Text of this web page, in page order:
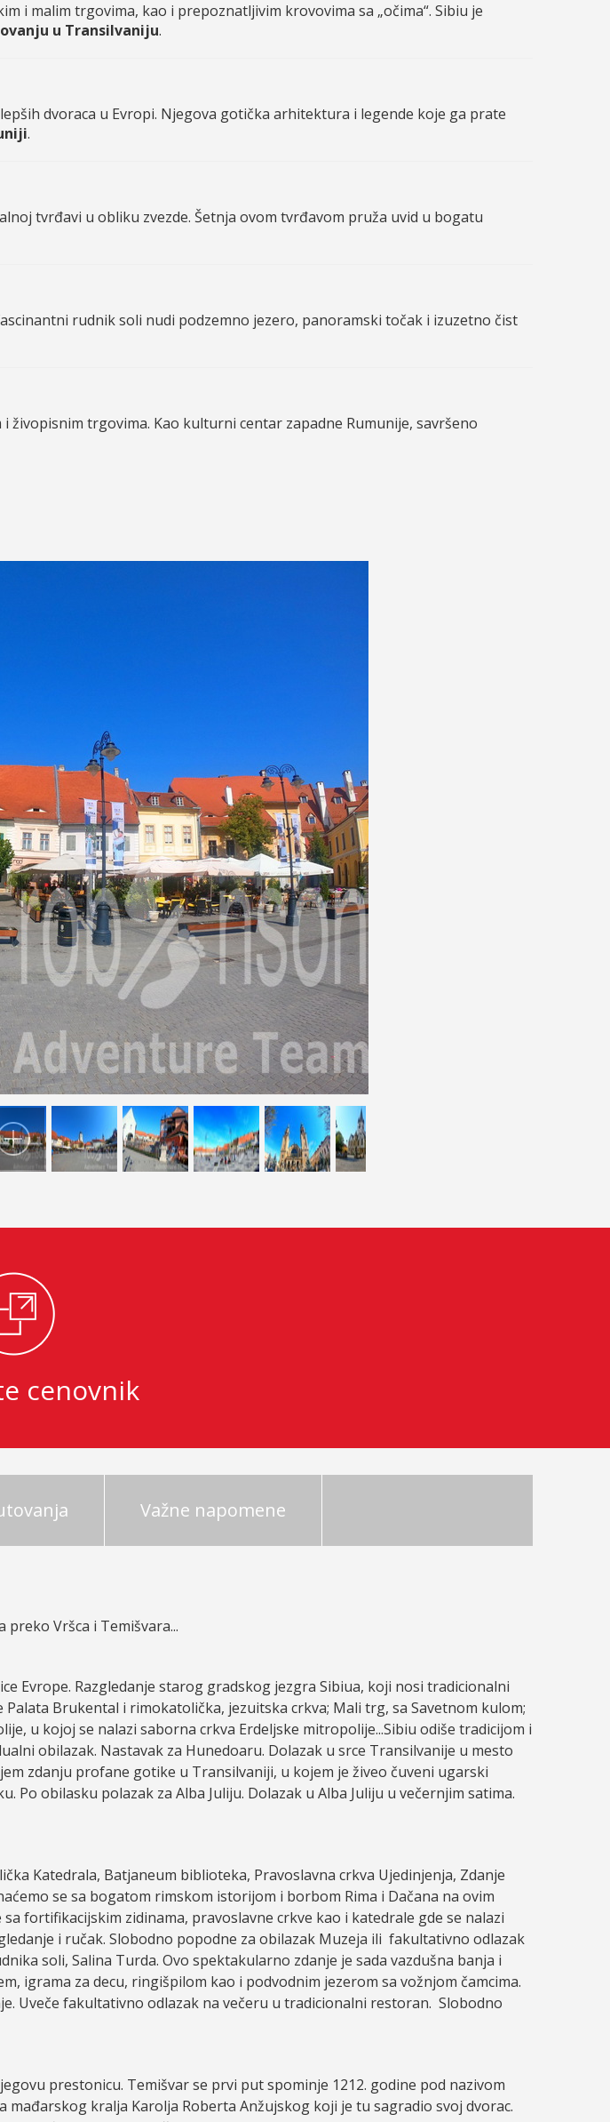
i malim trgovima, kao i prepoznatljivim krovovima sa „očima“. Sibiu je
u Transilvaniju.
dvoraca u Evropi. Njegova gotička arhitektura i legende koje ga prate
.
tvrđavi u obliku zvezde. Šetnja ovom tvrđavom pruža uvid u bogatu
rudnik soli nudi podzemno jezero, panoramski točak i izuzetno čist
trgovima. Kao kulturni centar zapadne Rumunije, savršeno
cenovnik
Važne napomene
Vršca i Temišvara...
Evrope. Razgledanje starog gradskog jezgra Sibiua, koji nosi tradicionalni
Brukental i rimokatolička, jezuitska crkva; Mali trg, sa Savetnom kulom;
u kojoj se nalazi saborna crkva Erdeljske mitropolije...Sibiu odiše tradicijom i
obilazak. Nastavak za Hunedoaru. Dolazak u srce Transilvanije u mesto
zdanju profane gotike u Transilvaniji, u kojem je živeo čuveni ugarski
Po obilasku polazak za Alba Juliju. Dolazak u Alba Juliju u večernjim satima.
Katedrala, Batjaneum biblioteka, Pravoslavna crkva Ujedinjenja, Zdanje
se sa bogatom rimskom istorijom i borbom Rima i Dačana na ovim
fortifikacijskim zidinama, pravoslavne crkve kao i katedrale gde se nalazi
i ručak. Slobodno popodne za obilazak Muzeja ili fakultativno odlazak
soli, Salina Turda. Ovo spektakularno zdanje je sada vazdušna banja i
igrama za decu, ringišpilom kao i podvodnim jezerom sa vožnjom čamcima.
Uveče fakultativno odlazak na večeru u tradicionalni restoran. Slobodno
prestonicu. Temišvar se prvi put spominje 1212. godine pod nazivom
kralja Karolja Roberta Anžujskog koji je tu sagradio svoj dvorac.